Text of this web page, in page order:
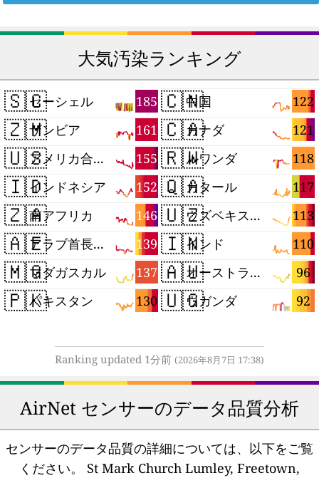
大気汚染ランキング
🇸🇨 185
セーシェル
🇿🇲 161
ザンビア
🇺🇸 155
アメリカ合衆国
🇮🇩 152
インドネシア
🇿🇦 146
南アフリカ
🇦🇪 139
アラブ首長国連邦
🇲🇬 137
マダガスカル
🇵🇰 130
パキスタン
🇨🇳 122
中国
🇨🇦 121
カナダ
🇷🇼 118
ルワンダ
🇶🇦 117
カタール
🇺🇿 113
ウズベキスタン
🇮🇳 110
インド
🇦🇺 96
オーストラリア
🇺🇬 92
ウガンダ
Ranking updated 1分前 (2026年8月7日 17:38)
AirNet センサーのデータ品質分析
センサーのデータ品質の詳細については、以下をご覧
ください。
St Mark Church Lumley, Freetown,